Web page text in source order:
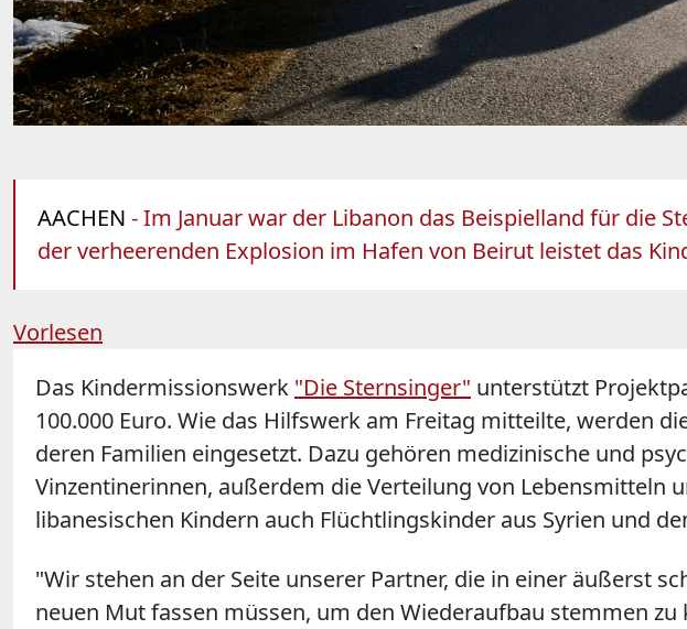
AACHEN - Im Januar war der Libanon das Beispielland für die
der verheerenden Explosion im Hafen von Beirut leistet das
Vorlesen
Das Kindermissionswerk "Die Sternsinger" unterstützt
100.000 Euro. Wie das Hilfswerk am Freitag mitteilte, werden
deren Familien eingesetzt. Dazu gehören medizinische und
Vinzentinerinnen, außerdem die Verteilung von Lebensmitteln
libanesischen Kindern auch Flüchtlingskinder aus Syrien und
"Wir stehen an der Seite unserer Partner, die in einer äußerst
neuen Mut fassen müssen, um den Wiederaufbau stemmen